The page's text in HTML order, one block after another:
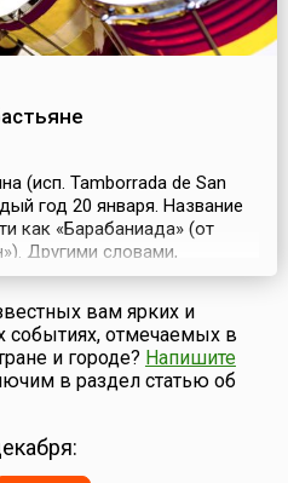
(исп. Tamborrada de San
год 20 января. Название
как «Барабаниада» (от
Другими словами,
и любых ударных
Себастьяна посвящают
– святому
версии
вам ярких и
событиях, отмечаемых в
и городе? Напишите
в раздел статью об